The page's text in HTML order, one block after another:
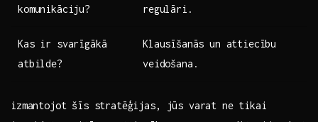
komunikāciju?
regulāri.
Kas ir svarīgākā
atbilde?
Klausīšanās un attiecību⁣
veidošana.
izmantojot šīs stratēģijas, jūs varat ne tikai